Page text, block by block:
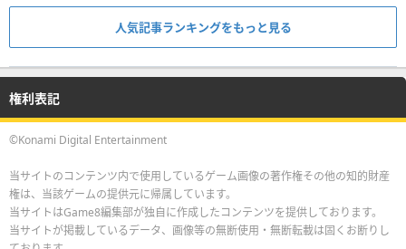
人気記事ランキングをもっと見る
権利表記
©Konami Digital Entertainment
当サイトのコンテンツ内で使用しているゲーム画像の著作権その他の知的財産
権は、当該ゲームの提供元に帰属しています。
当サイトはGame8編集部が独自に作成したコンテンツを提供しております。
当サイトが掲載しているデータ、画像等の無断使用・無断転載は固くお断りし